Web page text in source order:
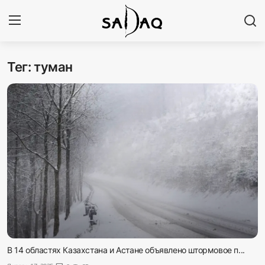
Авторизоваться
Главная
Наши контакты
Новости
Политика
Галерея
Экономика
Тег: туман
В 14 областях Казахстана и Астане объявлено штормовое п...